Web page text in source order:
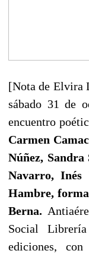
[Nota de Elvira
sábado 31 de
encuentro
Carmen
Núñez, Sandra
Navarro, Inés
Hambre,
Berna.
Social
ediciones,